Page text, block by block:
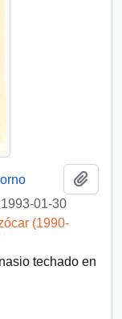
1993-01-30
(1990-
techado en